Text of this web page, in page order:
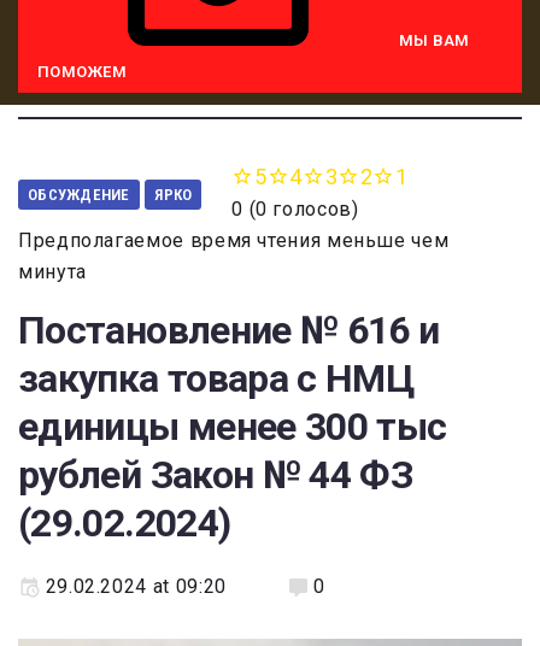
МЫ ВАМ
ПОМОЖЕМ
ОБСУЖДЕНИЕ ЯРКО
5 4 3 2 1
0 (0 голосов)
Предполагаемое время чтения меньше чем
минута
Постановление № 616 и
закупка товара с НМЦ
единицы менее 300 тыс
рублей Закон № 44 ФЗ
(29.02.2024)
29.02.2024 at 09:20 0